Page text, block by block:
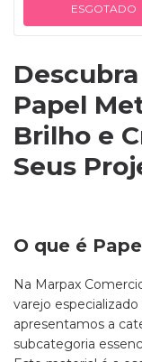
ESGOTADO
Papel
Brilho e
Seus
O que é
Na Marpax
varejo
apresentamos a
subcategoria